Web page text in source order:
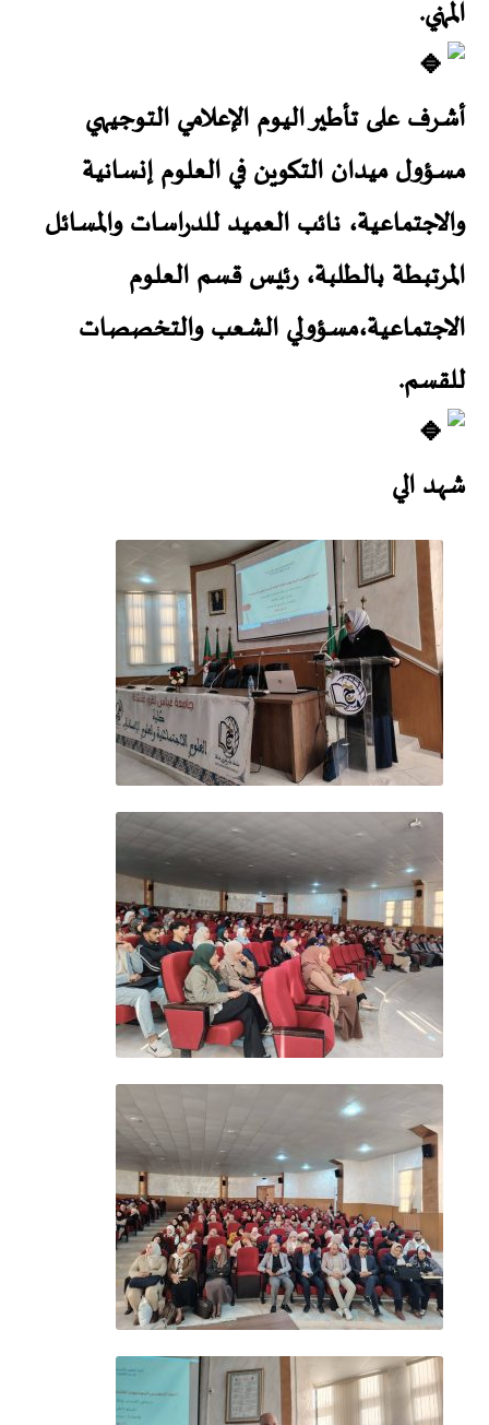
المهني.
أشرف على تأطير اليوم الإعلامي التوجيهي
مسؤول ميدان التكوين في العلوم إنسانية
والاجتماعية، نائب العميد للدراسات والمسائل
المرتبطة بالطلبة، رئيس قسم العلوم
الاجتماعية،مسؤولي الشعب والتخصصات
للقسم.
شهد الي